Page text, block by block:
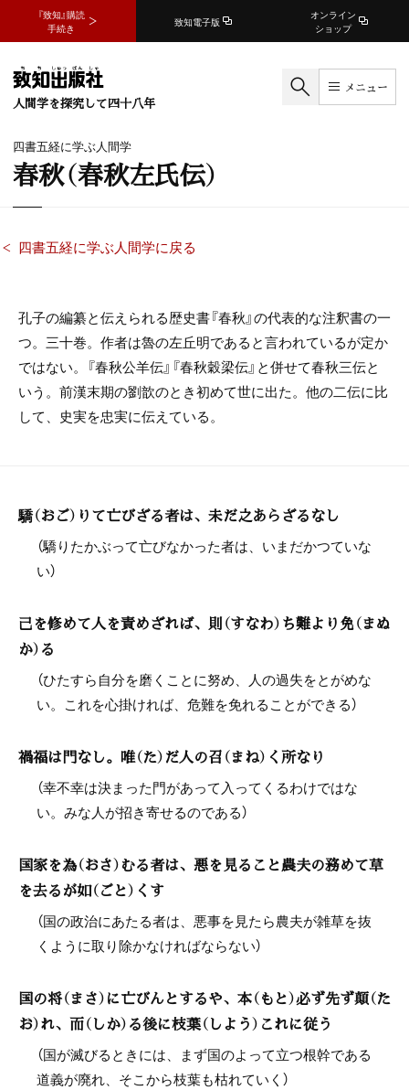
『致知』購読
手続き
致知電子版
オンライン
ショップ
人間学を探究して四十八年
メニュー
四書五経に学ぶ人間学
春秋（春秋左氏伝）
四書五経に学ぶ人間学に戻る
孔子の編纂と伝えられる歴史書『春秋』の代表的な注釈書の一
つ。三十巻。作者は魯の左丘明であると言われているが定か
ではない。『春秋公羊伝』『春秋穀梁伝』と併せて春秋三伝と
いう。前漢末期の劉歆のとき初めて世に出た。他の二伝に比
して、史実を忠実に伝えている。
驕（おご）りて亡びざる者は、未だ之あらざるなし
（驕りたかぶって亡びなかった者は、いまだかつていな
い）
己を修めて人を責めざれば、則（すなわ）ち難より免（まぬ
か）る
（ひたすら自分を磨くことに努め、人の過失をとがめな
い。これを心掛ければ、危難を免れることができる）
禍福は門なし。唯（た）だ人の召（まね）く所なり
（幸不幸は決まった門があって入ってくるわけではな
い。みな人が招き寄せるのである）
国家を為（おさ）むる者は、悪を見ること農夫の務めて草
を去るが如（ごと）くす
（国の政治にあたる者は、悪事を見たら農夫が雑草を抜
くように取り除かなければならない）
国の将（まさ）に亡びんとするや、本（もと）必ず先ず顛（た
お）れ、而（しか）る後に枝葉（しよう）これに従う
（国が滅びるときには、まず国のよって立つ根幹である
道義が廃れ、そこから枝葉も枯れていく）